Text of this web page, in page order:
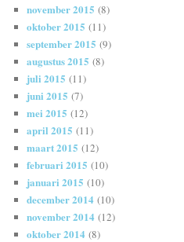
november 2015 (8)
oktober 2015 (11)
september 2015 (9)
augustus 2015 (8)
juli 2015 (11)
juni 2015 (7)
mei 2015 (12)
april 2015 (11)
maart 2015 (12)
februari 2015 (10)
januari 2015 (10)
december 2014 (10)
november 2014 (12)
oktober 2014 (8)